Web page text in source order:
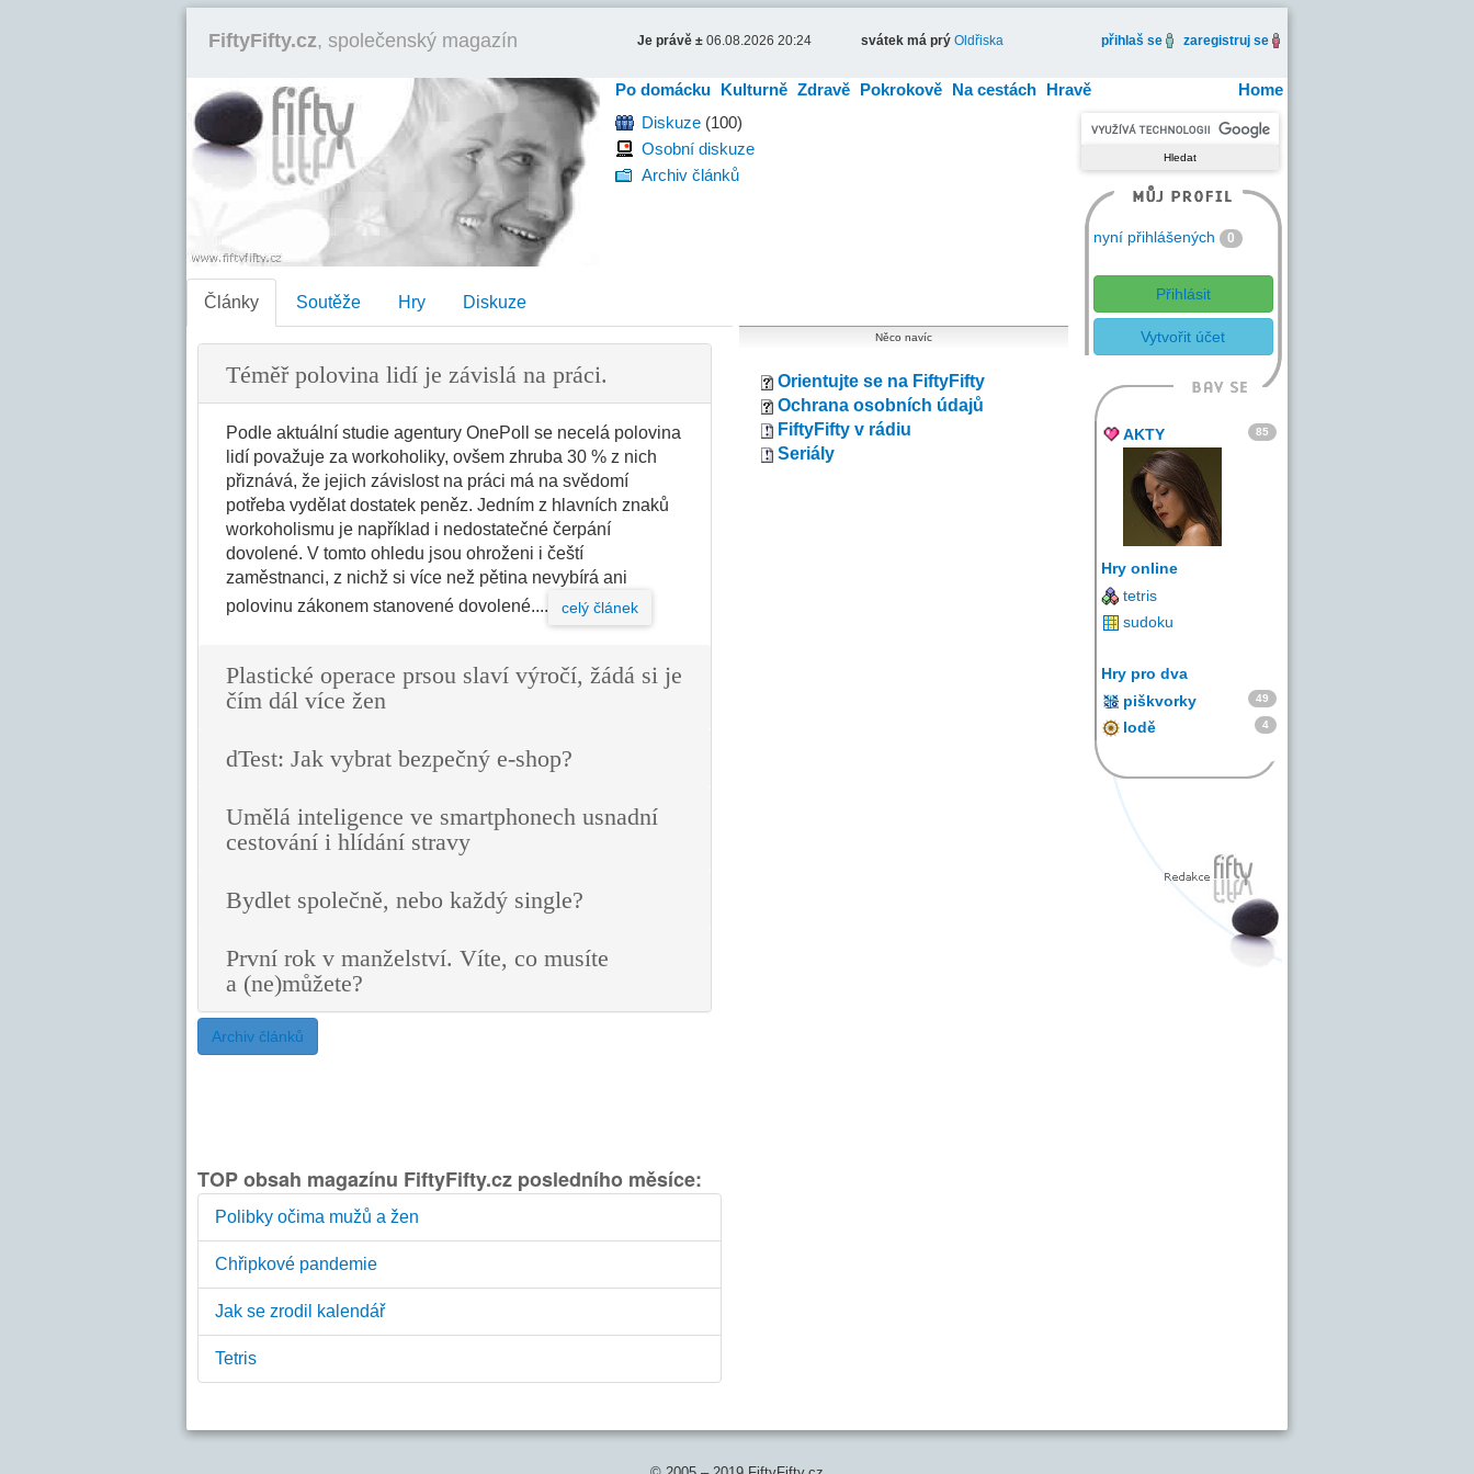
FiftyFifty.cz, společenský magazín Je právě ± 06.08.2026 20:24 svátek má prý Oldřiska přihlaš se zaregistruj se
Home
Po domácku Kulturně Zdravě Pokrokově Na cestách Hravě
Diskuze (100)
Osobní diskuze
Archiv článků
Články Soutěže Hry Diskuze
Téměř polovina lidí je závislá na práci.
Podle aktuální studie agentury OnePoll se necelá polovina
lidí považuje za workoholiky, ovšem zhruba 30 % z nich
přiznává, že jejich závislost na práci má na svědomí
potřeba vydělat dostatek peněz. Jedním z hlavních znaků
workoholismu je například i nedostatečné čerpání
dovolené. V tomto ohledu jsou ohroženi i čeští
zaměstnanci, z nichž si více než pětina nevybírá ani
polovinu zákonem stanovené dovolené....
celý článek
Plastické operace prsou slaví výročí, žádá si je
čím dál více žen
dTest: Jak vybrat bezpečný e-shop?
Umělá inteligence ve smartphonech usnadní
cestování i hlídání stravy
Bydlet společně, nebo každý single?
První rok v manželství. Víte, co musíte
a (ne)můžete?
Archiv článků
TOP obsah magazínu FiftyFifty.cz posledního měsíce:
Polibky očima mužů a žen
Chřipkové pandemie
Jak se zrodil kalendář
Tetris
Něco navíc
Orientujte se na FiftyFifty
Ochrana osobních údajů
FiftyFifty v rádiu
Seriály
nyní přihlášených 0
Přihlásit
Vytvořit účet
AKTY 85
Hry online
tetris
sudoku
Hry pro dva
piškvorky
49
lodě 4